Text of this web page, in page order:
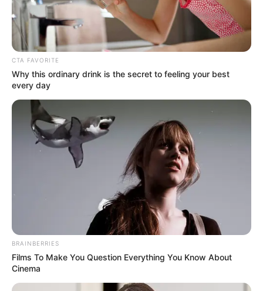
CTA FAVORITE
Why this ordinary drink is the secret to feeling your best
every day
BRAINBERRIES
Films To Make You Question Everything You Know About
Cinema